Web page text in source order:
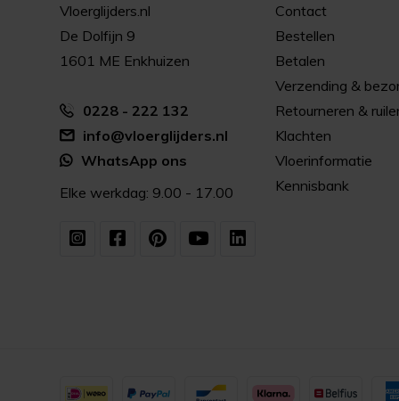
Vloerglijders.nl
De Dolfijn 9
1601 ME Enkhuizen
0228 - 222 132
info@vloerglijders.nl
WhatsApp ons
Elke werkdag: 9.00 - 17.00
Contact
Bestellen
Betalen
Verzending &
Retourneren &
Klachten
Vloerinformatie
Kennisbank